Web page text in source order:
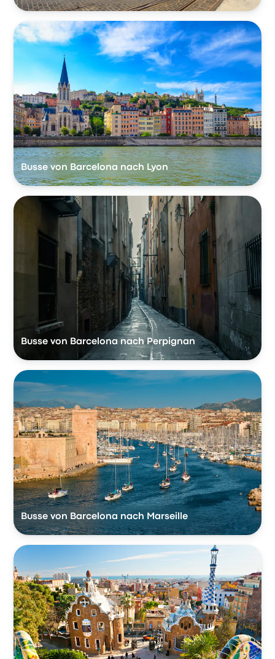
Busse von Barcelona nach Lyon
Busse von Barcelona nach Perpignan
Busse von Barcelona nach Marseille